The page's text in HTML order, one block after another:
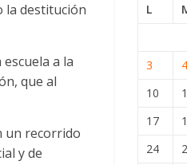
la destitución
a la
que al
un recorrido
y de
L
3
4
10
17
24